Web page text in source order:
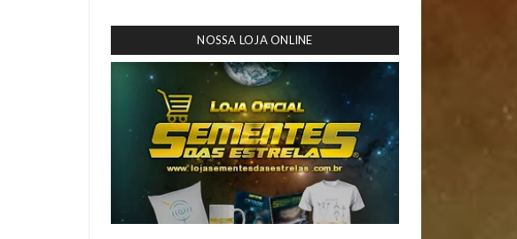
NOSSA LOJA ONLINE